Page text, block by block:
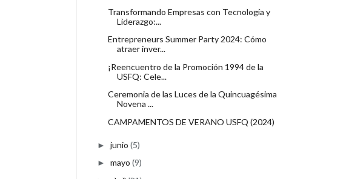
Transformando Empresas con Tecnología y
Liderazgo:...
Entrepreneurs Summer Party 2024: Cómo
atraer inver...
¡Reencuentro de la Promoción 1994 de la
USFQ: Cele...
Ceremonia de las Luces de la Quincuagésima
Novena ...
CAMPAMENTOS DE VERANO USFQ (2024)
► junio (5)
► mayo (9)